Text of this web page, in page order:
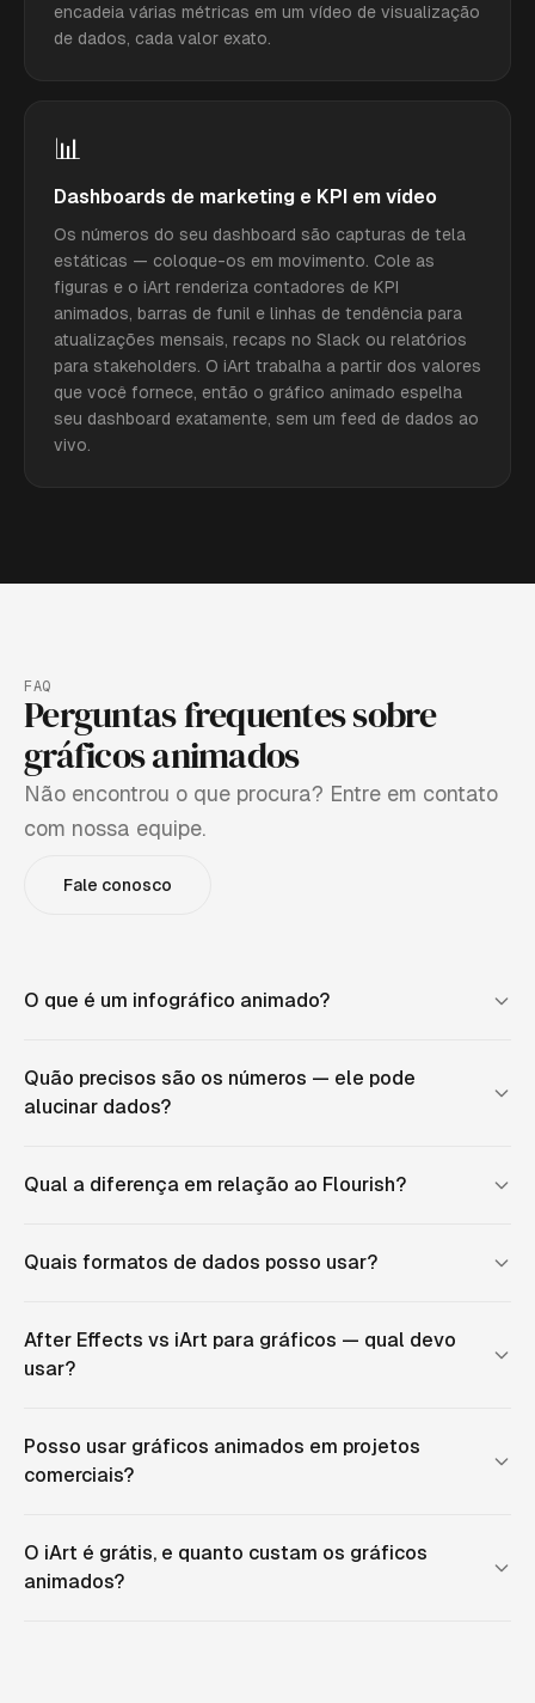
encadeia várias métricas em um vídeo de visualização
de dados, cada valor exato.
📊
Dashboards de marketing e KPI em vídeo
Os números do seu dashboard são capturas de tela
estáticas — coloque-os em movimento. Cole as
figuras e o iArt renderiza contadores de KPI
animados, barras de funil e linhas de tendência para
atualizações mensais, recaps no Slack ou relatórios
para stakeholders. O iArt trabalha a partir dos valores
que você fornece, então o gráfico animado espelha
seu dashboard exatamente, sem um feed de dados ao
vivo.
FAQ
Perguntas frequentes sobre
gráficos animados
Não encontrou o que procura? Entre em contato
com nossa equipe.
Fale conosco
O que é um infográfico animado?
Quão precisos são os números — ele pode
alucinar dados?
Qual a diferença em relação ao Flourish?
Quais formatos de dados posso usar?
After Effects vs iArt para gráficos — qual devo
usar?
Posso usar gráficos animados em projetos
comerciais?
O iArt é grátis, e quanto custam os gráficos
animados?